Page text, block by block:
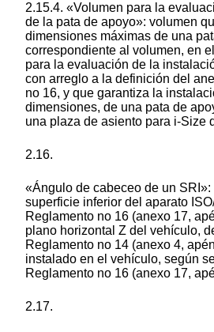
2.15.4. «Volumen para la
de la pata de apoyo»: volumen
dimensiones máximas de una
correspondiente al volumen, en
para la evaluación de la
con arreglo a la definición del
no 16, y que garantiza la
dimensiones, de una pata de
una plaza de asiento para i-Size
2.16.
«Ángulo de cabeceo de un
superficie inferior del aparato
Reglamento no 16 (anexo 17,
plano horizontal Z del vehículo,
Reglamento no 14 (anexo 4,
instalado en el vehículo, según
Reglamento no 16 (anexo 17,
2.17.